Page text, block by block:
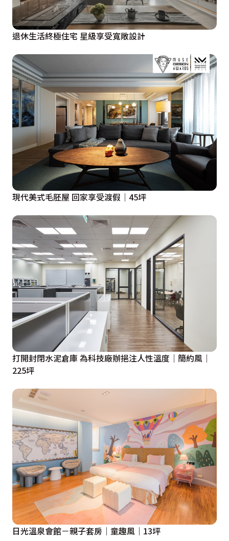
退休生活終極住宅 星級享受寬敞設計
現代美式毛胚屋 回家享受渡假｜45坪
打開封閉水泥倉庫 為科技廠辦挹注人性溫度｜簡約風｜
225坪
日光溫泉會館－親子套房｜童趣風｜13坪